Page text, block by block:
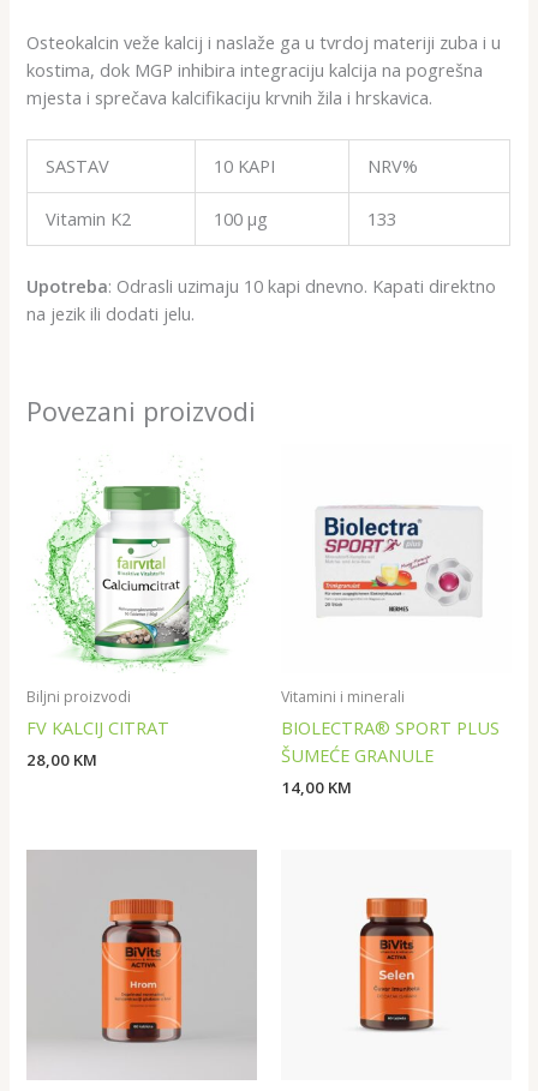
Osteokalcin veže kalcij i naslaže ga u tvrdoj materiji zuba i u
kostima, dok MGP inhibira integraciju kalcija na pogrešna
mjesta i sprečava kalcifikaciju krvnih žila i hrskavica.
SASTAV 10 KAPI NRV%
Vitamin K2 100 µg 133
Upotreba: Odrasli uzimaju 10 kapi dnevno. Kapati direktno
na jezik ili dodati jelu.
Povezani proizvodi
Biljni proizvodi
FV KALCIJ CITRAT
28,00 KM
Vitamini i minerali
BIOLECTRA® SPORT PLUS
ŠUMEĆE GRANULE
14,00 KM